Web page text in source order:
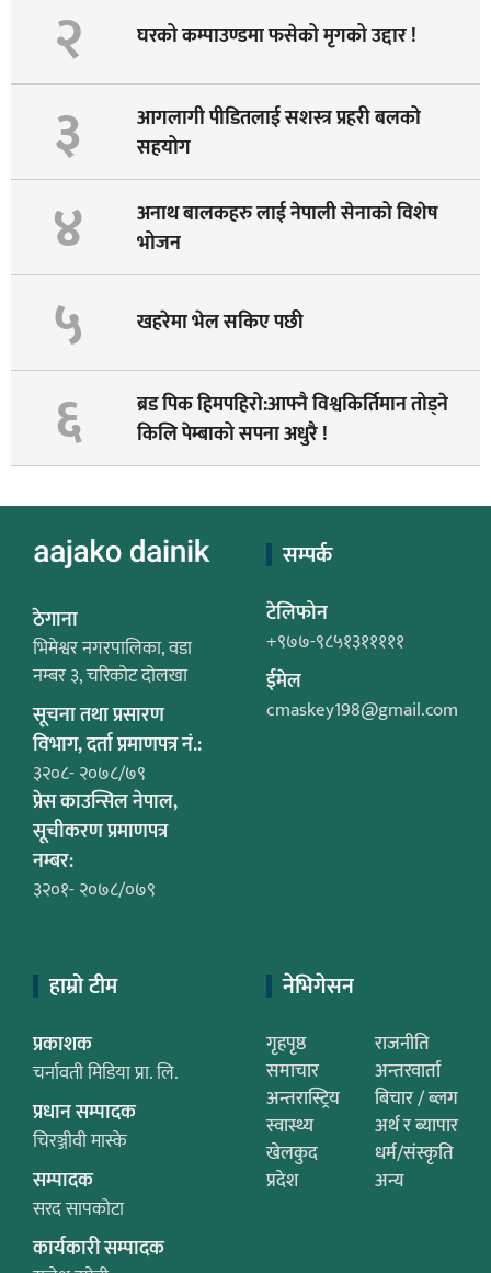
२ घरको कम्पाउण्डमा फसेको मृगको उद्दार !
३
आगलागी पीडितलाई सशस्त्र प्रहरी बलको
सहयोग
४
अनाथ बालकहरु लाई नेपाली सेनाको विशेष
भोजन
५ खहरेमा भेल सकिए पछी
६
ब्रड पिक हिमपहिरो:आफ्नै विश्वकिर्तिमान तोड्ने
किलि पेम्बाको सपना अधुरै !
ठेगाना
भिमेश्वर नगरपालिका, वडा
नम्बर ३, चरिकोट दोलखा
सूचना तथा प्रसारण
विभाग, दर्ता प्रमाणपत्र नं.:
३२०८- २०७८/७९
प्रेस काउन्सिल नेपाल,
सूचीकरण प्रमाणपत्र
नम्बर:
३२०१- २०७८/०७९
सम्पर्क
टेलिफोन
+९७७-९८५१३१११११
ईमेल
cmaskey198@gmail.com
हाम्रो टीम
प्रकाशक
चर्नावती मिडिया प्रा. लि.
प्रधान सम्पादक
चिरञ्जीवी मास्के
सम्पादक
सरद सापकोटा
कार्यकारी सम्पादक
नेभिगेसन
गृहपृष्ठ
राजनीति
समाचार
अन्तरवार्ता
अन्तरास्ट्रिय
बिचार / ब्लग
स्वास्थ्य
अर्थ र ब्यापार
खेलकुद
धर्म/संस्कृति
प्रदेश
अन्य